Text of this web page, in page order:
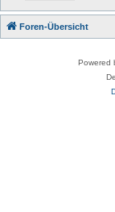
Foren-Übersicht
Powered